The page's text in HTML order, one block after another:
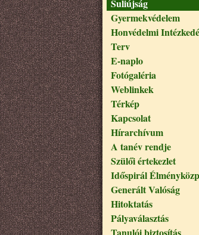
Suliújság
Gyermekvédelem
Honvédelmi
Terv
E-naplo
Fotógaléria
Weblinkek
Térkép
Kapcsolat
Hírarchívum
A tanév rendje
Szülői értekezlet
Időspirál
Generált Valóság
Hitoktatás
Pályaválasztás